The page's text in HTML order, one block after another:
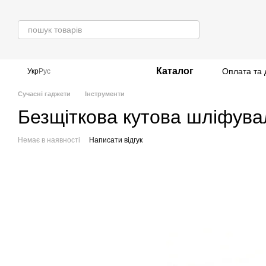
УкрРус Каталог Оплата та
Сучасні гаджети Інструменти
Безщіткова кутова
Немає в наявності Написати відгук